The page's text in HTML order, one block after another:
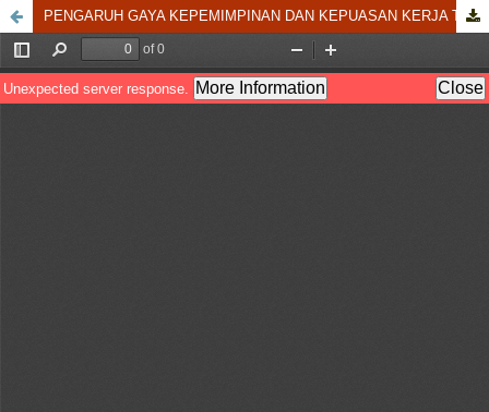
PENGARUH GAYA KEPEMIMPINAN DAN KEPUASAN KERJA TERHADAP KINERJA PEGAWAI DINAS PETERNAKAN DAN KESEHATAN HEWAN PROVINSI RIAU